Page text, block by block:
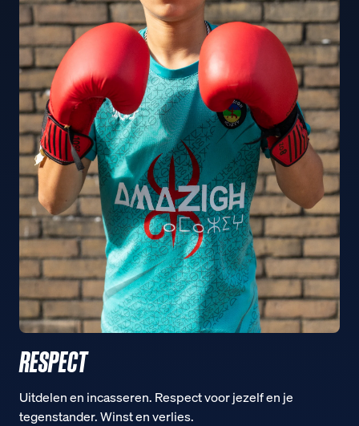
RESPECT
Uitdelen en incasseren. Respect voor jezelf en je
tegenstander. Winst en verlies.